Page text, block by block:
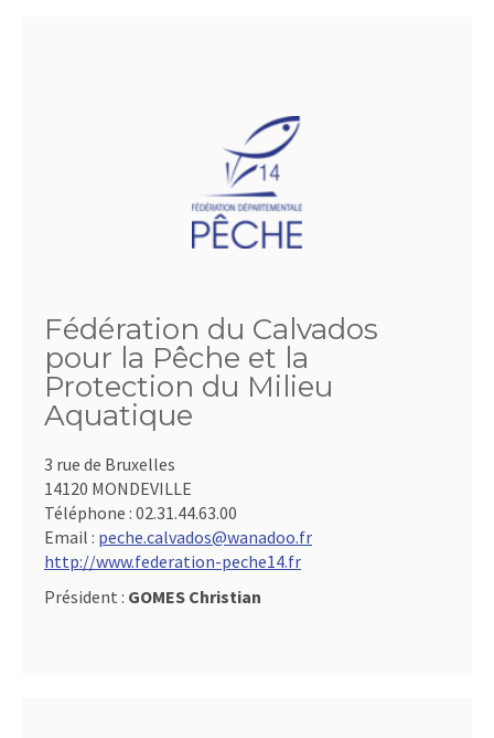
Fédération du Calvados
pour la Pêche et la
Protection du Milieu
Aquatique
3 rue de Bruxelles
14120 MONDEVILLE
Téléphone : 02.31.44.63.00
Email : peche.calvados@wanadoo.fr
http://www.federation-peche14.fr
Président : GOMES Christian